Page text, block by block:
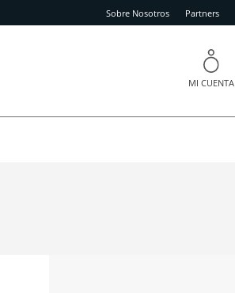
Sobre Nosotros Partners
MI CUENTA